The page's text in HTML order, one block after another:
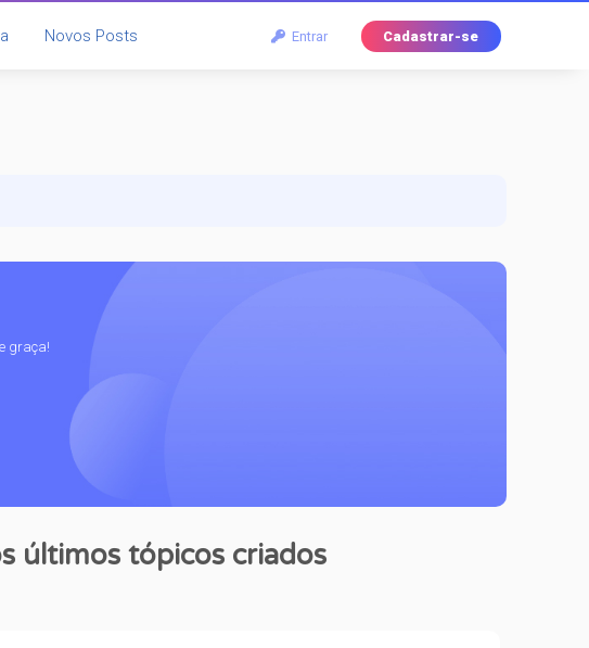
Entrar Cadastrar-se
Novos Posts
graça!
últimos tópicos criados